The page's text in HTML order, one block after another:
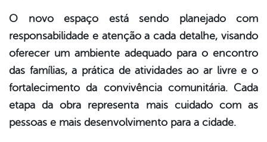
O novo espaço está sendo planejado com
responsabilidade e atenção a cada detalhe, visando
oferecer um ambiente adequado para o encontro
das famílias, a prática de atividades ao ar livre e o
fortalecimento da convivência comunitária. Cada
etapa da obra representa mais cuidado com as
pessoas e mais desenvolvimento para a cidade.